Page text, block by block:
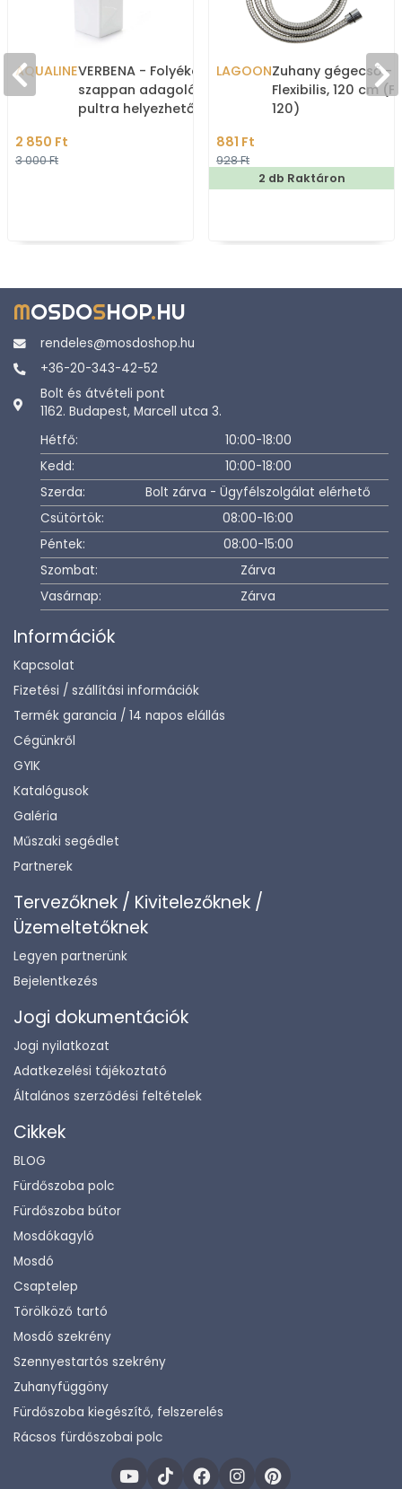
AQUALINEVERBENA - Folyékony
szappan adagoló - Álló,
pultra helyezhető - Fehér
2 850 Ft
3 000 Ft
LAGOONZuhany gégecső -
Flexibilis, 120 cm
120)
881 Ft
928 Ft
2 db Raktáron
MOSDOSHOP.HU
rendeles@mosdoshop.hu
+36-20-343-42-52
Bolt és átvételi pont
1162. Budapest, Marcell utca 3.
Hétfő:
10:00-18:00
Kedd:
10:00-18:00
Szerda:
Bolt zárva - Ügyfélszolgálat elérhető
Csütörtök:
08:00-16:00
Péntek:
08:00-15:00
Szombat:
Zárva
Vasárnap:
Zárva
Információk
Kapcsolat
Fizetési / szállítási információk
Termék garancia / 14 napos elállás
Cégünkről
GYIK
Katalógusok
Galéria
Műszaki segédlet
Partnerek
Tervezőknek / Kivitelezőknek /
Üzemeltetőknek
Legyen partnerünk
Bejelentkezés
Jogi dokumentációk
Jogi nyilatkozat
Adatkezelési tájékoztató
Általános szerződési feltételek
Cikkek
BLOG
Fürdőszoba polc
Fürdőszoba bútor
Mosdókagyló
Mosdó
Csaptelep
Törölköző tartó
Mosdó szekrény
Szennyestartós szekrény
Zuhanyfüggöny
Fürdőszoba kiegészítő, felszerelés
Rácsos fürdőszobai polc